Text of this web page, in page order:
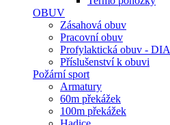
OBUV
Zásahová obuv
Pracovní obuv
Profylaktická obuv - DIA
Příslušenství k obuvi
Požární sport
Armatury
60m překážek
100m překážek